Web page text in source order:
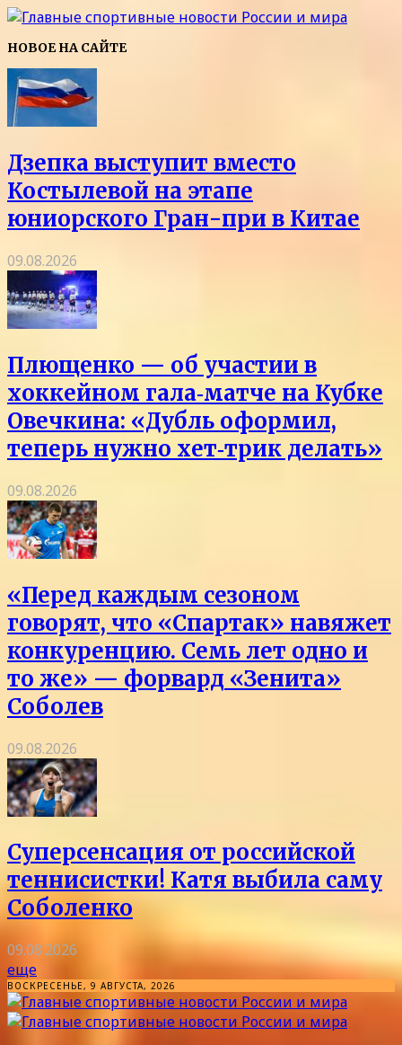
НОВОЕ НА САЙТЕ
Дзепка выступит вместо
Костылевой на этапе
юниорского Гран-при в Китае
09.08.2026
Плющенко — об участии в
хоккейном гала‑матче на Кубке
Овечкина: «Дубль оформил,
теперь нужно хет‑трик делать»
09.08.2026
«Перед каждым сезоном
говорят, что «Спартак» навяжет
конкуренцию. Семь лет одно и
то же» — форвард «Зенита»
Соболев
09.08.2026
Суперсенсация от российской
теннисистки! Катя выбила саму
Соболенко
09.08.2026
еще
ВОСКРЕСЕНЬЕ, 9 АВГУСТА, 2026